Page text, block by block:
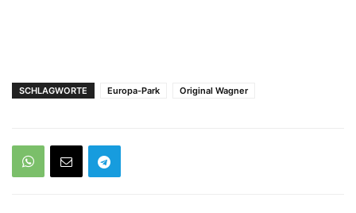
SCHLAGWORTE Europa-Park Original Wagner